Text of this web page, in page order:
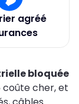
agréé
bloquée
coûte cher, et